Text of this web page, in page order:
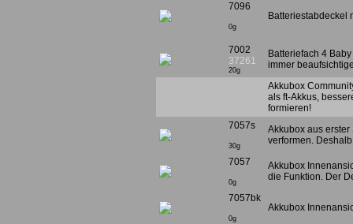
7096
0g
Batteriestabdeckel
7002
37261
20g
Batteriefach 4
immer
Akkubox
als ft-Akkus,
formieren!
7057s
30g
Akkubox aus erster
verformen.
7057
0g
Akkubox
die Funktion. Der
7057bk
0g
Akkubox